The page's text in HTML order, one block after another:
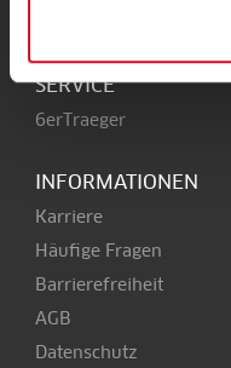
SERVICE
6erTraeger
INFORMATIONEN
Karriere
Häufige Fragen
Barrierefreiheit
AGB
Datenschutz